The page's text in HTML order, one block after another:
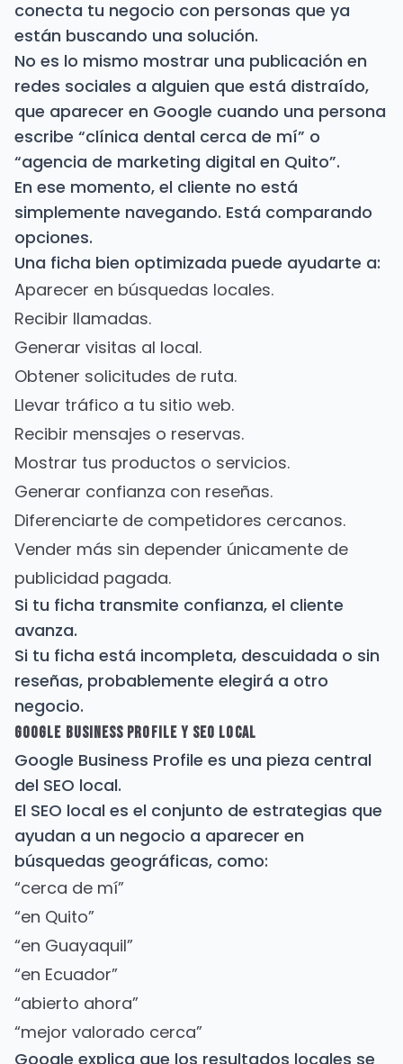
conecta tu negocio con personas que ya
están buscando una solución.
No es lo mismo mostrar una publicación en
redes sociales a alguien que está distraído,
que aparecer en Google cuando una persona
escribe “clínica dental cerca de mí” o
“agencia de marketing digital en Quito”.
En ese momento, el cliente no está
simplemente navegando. Está comparando
opciones.
Una ficha bien optimizada puede ayudarte a:
Aparecer en búsquedas locales.
Recibir llamadas.
Generar visitas al local.
Obtener solicitudes de ruta.
Llevar tráfico a tu sitio web.
Recibir mensajes o reservas.
Mostrar tus productos o servicios.
Generar confianza con reseñas.
Diferenciarte de competidores cercanos.
Vender más sin depender únicamente de
publicidad pagada.
Si tu ficha transmite confianza, el cliente
avanza.
Si tu ficha está incompleta, descuidada o sin
reseñas, probablemente elegirá a otro
negocio.
Google Business Profile y SEO local
Google Business Profile es una pieza central
del SEO local.
El SEO local es el conjunto de estrategias que
ayudan a un negocio a aparecer en
búsquedas geográficas, como:
“cerca de mí”
“en Quito”
“en Guayaquil”
“en Ecuador”
“abierto ahora”
“mejor valorado cerca”
Google explica que los resultados locales se